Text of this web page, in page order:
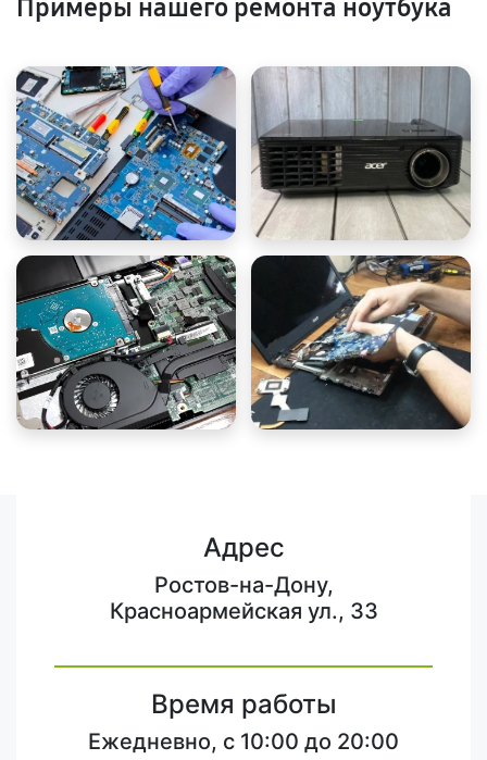
Примеры нашего ремонта ноутбука
Адрес
Ростов-на-Дону,
Красноармейская ул., 33
Время работы
Ежедневно, с 10:00 до 20:00